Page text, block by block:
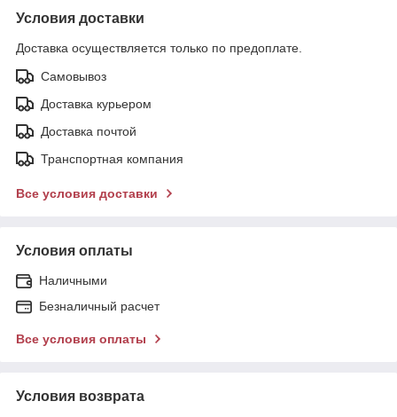
Условия доставки
Доставка осуществляется только по предоплате.
Самовывоз
Доставка курьером
Доставка почтой
Транспортная компания
Все условия доставки
Условия оплаты
Наличными
Безналичный расчет
Все условия оплаты
Условия возврата